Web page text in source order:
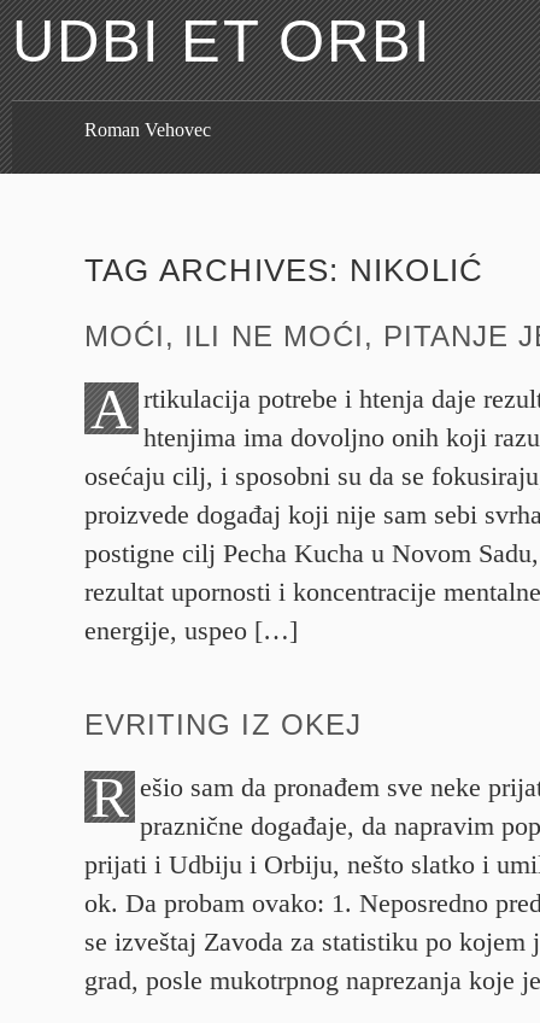
UDBI ET ORBI
Roman Vehovec
TAG ARCHIVES: NIKOLIĆ
MOĆI, ILI NE MOĆI, PITANJE
A rtikulacija potrebe i htenja daje
htenjima ima dovoljno onih koji
osećaju cilj, i sposobni su da se
proizvede događaj koji nije sam sebi
postigne cilj Pecha Kucha u Novom
rezultat upornosti i koncentracije
energije, uspeo […]
EVRITING IZ OKEJ
R ešio sam da pronađem sve neke
praznične događaje, da napravim
prijati i Udbiju i Orbiju, nešto slatko i
ok. Da probam ovako: 1. Neposredno
se izveštaj Zavoda za statistiku po kojem
grad, posle mukotrpnog naprezanja koje